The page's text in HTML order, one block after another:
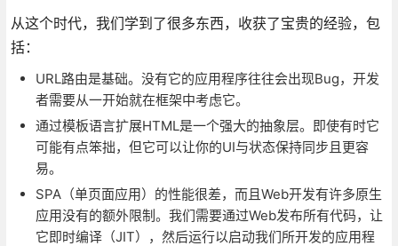
从这个时代，我们学到了很多东西，收获了宝贵的经验，包
括：
URL路由是基础。没有它的应用程序往往会出现Bug，开发
者需要从一开始就在框架中考虑它。
通过模板语言扩展HTML是一个强大的抽象层。即使有时它
可能有点笨拙，但它可以让你的UI与状态保持同步且更容
易。
SPA（单页面应用）的性能很差，而且Web开发有许多原生
应用没有的额外限制。我们需要通过Web发布所有代码，让
它即时编译（JIT），然后运行以启动我们所开发的应用程